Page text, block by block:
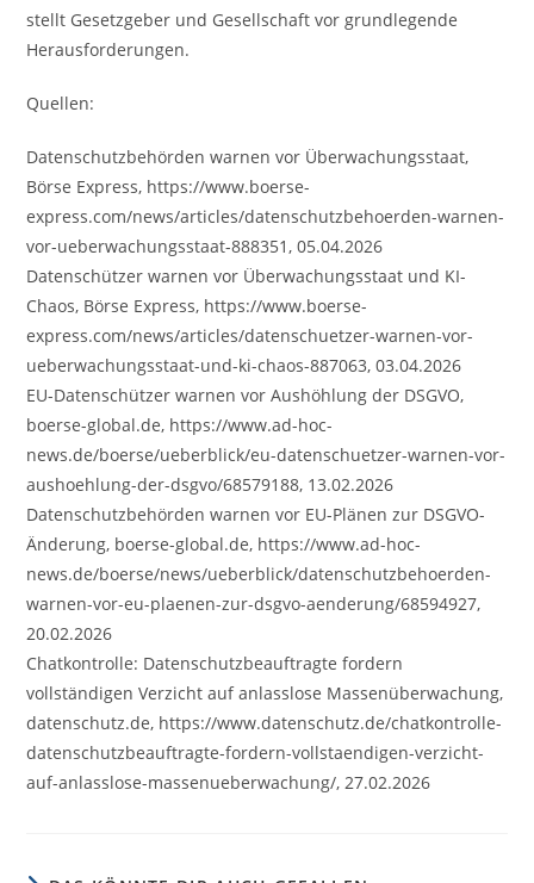
stellt Gesetzgeber und Gesellschaft vor grundlegende
Herausforderungen.
Quellen:
Datenschutzbehörden warnen vor Überwachungsstaat,
Börse Express, https://www.boerse-
express.com/news/articles/datenschutzbehoerden-warnen-
vor-ueberwachungsstaat-888351, 05.04.2026
Datenschützer warnen vor Überwachungsstaat und KI-
Chaos, Börse Express, https://www.boerse-
express.com/news/articles/datenschuetzer-warnen-vor-
ueberwachungsstaat-und-ki-chaos-887063, 03.04.2026
EU-Datenschützer warnen vor Aushöhlung der DSGVO,
boerse-global.de, https://www.ad-hoc-
news.de/boerse/ueberblick/eu-datenschuetzer-warnen-vor-
aushoehlung-der-dsgvo/68579188, 13.02.2026
Datenschutzbehörden warnen vor EU-Plänen zur DSGVO-
Änderung, boerse-global.de, https://www.ad-hoc-
news.de/boerse/news/ueberblick/datenschutzbehoerden-
warnen-vor-eu-plaenen-zur-dsgvo-aenderung/68594927,
20.02.2026
Chatkontrolle: Datenschutzbeauftragte fordern
vollständigen Verzicht auf anlasslose Massenüberwachung,
datenschutz.de, https://www.datenschutz.de/chatkontrolle-
datenschutzbeauftragte-fordern-vollstaendigen-verzicht-
auf-anlasslose-massenueberwachung/, 27.02.2026